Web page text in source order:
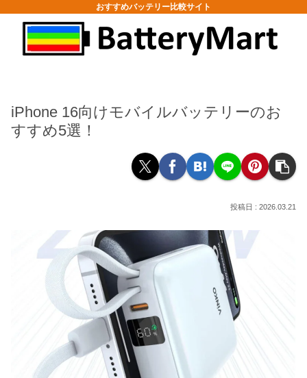
おすすめバッテリー比較サイト
iPhone 16向けモバイルバッテリーのお
すすめ5選！
2026.03.21